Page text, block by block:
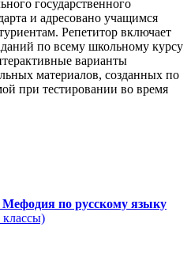
государственного
и адресовано учащимся
Репетитор включает
по всему школьному курсу
варианты
материалов, созданных по
при тестировании во время
по русскому языку